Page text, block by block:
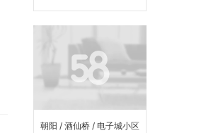
朝阳 / 酒仙桥 / 电子城小区